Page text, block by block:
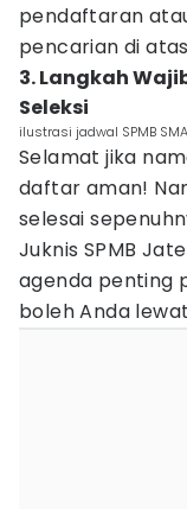
pendaftaran
pencarian di
3. Langkah
Seleksi
ilustrasi jadwal SPMB
Selamat jika
daftar aman!
selesai
Juknis SPMB
agenda penting
boleh Anda